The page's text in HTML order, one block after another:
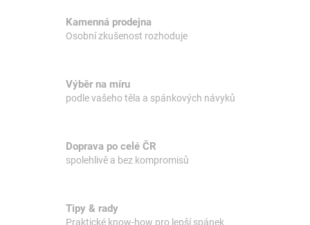
Kamenná prodejna
Osobní zkušenost rozhoduje
Výběr na míru
podle vašeho těla a spánkových návyků
Doprava po celé ČR
spolehlivě a bez kompromisů
Tipy & rady
Praktické know-how pro lepší spánek